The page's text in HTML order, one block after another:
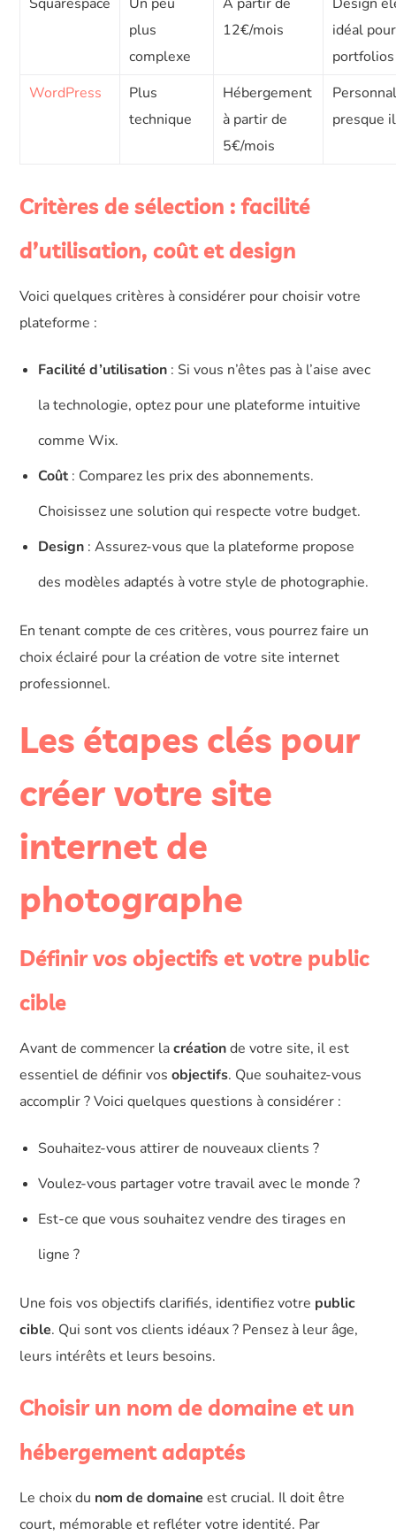
plus
complexe
12€/mois
idéal
portfolios
WordPress
Plus
technique
Hébergement
à partir de
5€/mois
presque
Critères de sélection : facilité
d’utilisation, coût et design
Voici quelques critères à considérer pour choisir votre
plateforme :
Facilité d’utilisation : Si vous n’êtes pas à l’aise avec
la technologie, optez pour une plateforme intuitive
comme Wix.
Coût: Comparez les prix des abonnements.
Choisissez une solution qui respecte votre budget.
Design : Assurez-vous que la plateforme propose
des modèles adaptés à votre style de photographie.
En tenant compte de ces critères, vous pourrez faire un
choix éclairé pour la création de votre site internet
professionnel.
Les étapes clés pour
créer votre site
internet de
photographe
Définir vos objectifs et votre public
cible
Avant de commencer lacréationde votre site, il est
essentiel de définir vosobjectifs. Que souhaitez-vous
accomplir ? Voici quelques questions à considérer :
Souhaitez-vous attirer de nouveaux clients ?
Voulez-vous partager votre travail avec le monde ?
Est-ce que vous souhaitez vendre des tirages en
ligne ?
Une fois vos objectifs clarifiés, identifiez votre public
cible. Qui sont vos clients idéaux ? Pensez à leur âge,
leurs intérêts et leurs besoins.
Choisir un nom de domaine et un
hébergement adaptés
Le choix du nom de domaine est crucial. Il doit être
court, mémorable et refléter votre identité. Par